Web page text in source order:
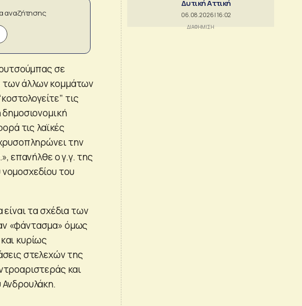
αναζήτησης
σε
των άλλων κομμάτων
τις
τις λαϊκές
την
επανήλθε ο γ.γ. της
του
τα σχέδια των
«φάντασμα» όμως
κυρίως
στελεχών της
και
Δυτική Αττική
06.08.2026 | 16:02